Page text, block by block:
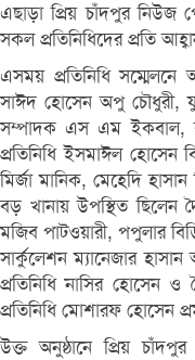
এছাড়া প্রিয় চাঁদপুর
সকল প্রতিনিধিদের প্রতি
এসময় প্রতিনিধি সম্মেলনে
সাঈদ হোসেন অপু চৌধুরী,
সম্পাদক এস এম ইকবাল,
প্রতিনিধি ইসমাঈল হোসেন
মির্জা মানিক, মেহেদি
বড় খানায় উপস্থিত ছিলেন
মজিব পাটওয়ারী, পপুলার
সার্কুলেশন ম্যানেজার
প্রতিনিধি নাসির হোসেন
প্রতিনিধি মোশারফ হোসেন
উক্ত অনুষ্ঠানে প্রিয়